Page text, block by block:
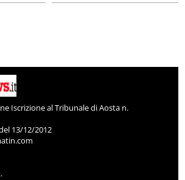
Iscrizione al Tribunale di Aosta n.
13/12/2012